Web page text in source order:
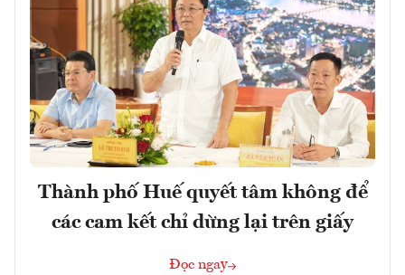
Thành phố Huế quyết tâm không để
các cam kết chỉ dừng lại trên giấy
Đọc ngay